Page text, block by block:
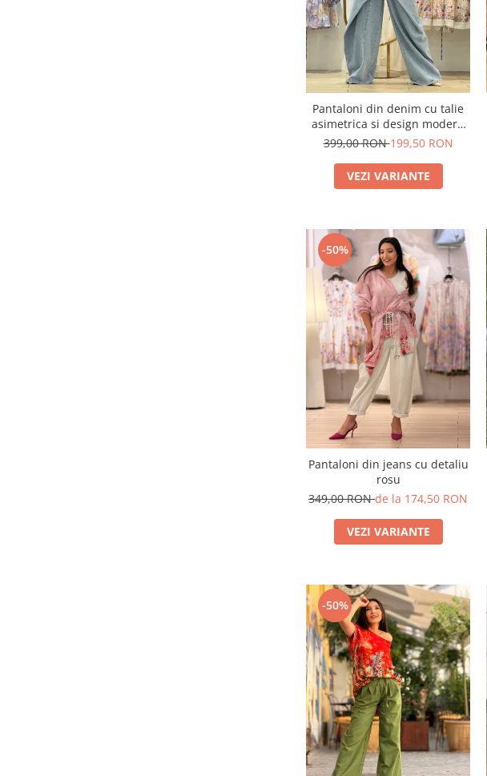
Pantaloni din denim cu talie
asimetrica si design modern
suprapus
399,00 RON199,50 RON
VEZI VARIANTE
-50%
Pantaloni din jeans cu detaliu
rosu
349,00 RONde la 174,50 RON
VEZI VARIANTE
-50%